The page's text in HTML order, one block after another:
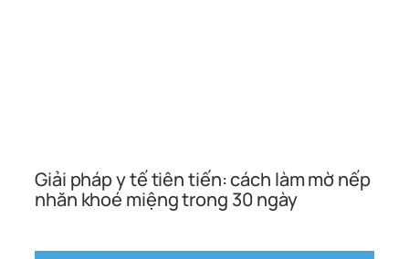
Giải pháp y tế tiên tiến: cách làm mờ nếp
nhăn khoé miệng trong 30 ngày